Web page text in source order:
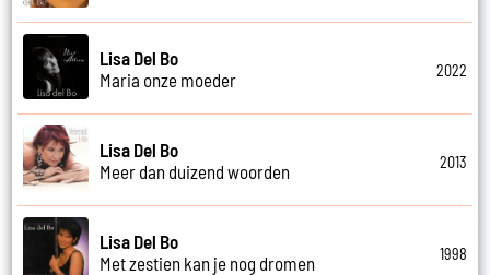
Lisa Del Bo
Maria onze moeder
2022
Lisa Del Bo
Meer dan duizend woorden
2013
Lisa Del Bo
Met zestien kan je nog dromen
1998